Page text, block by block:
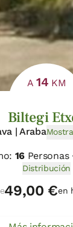
A 14 KM
Biltegi
| Araba
16
Distribución
49,00 €en